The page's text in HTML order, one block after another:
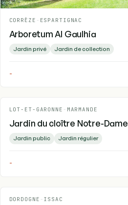
CORRÈZE - ESPARTIGNAC
Arboretum Al Gaulhia
Jardin privé Jardin de collection
-
LOT-ET-GARONNE - MARMANDE
Jardin du cloître Notre-Dame
Jardin public Jardin régulier
-
DORDOGNE - ISSAC